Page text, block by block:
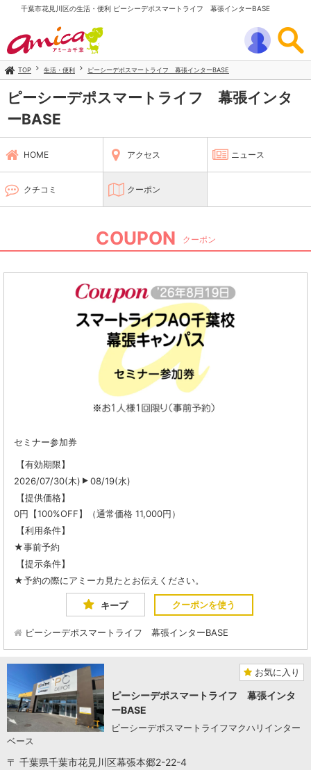
千葉市花見川区の生活・便利 ピーシーデポスマートライフ 幕張インターBASE
TOP 生活・便利 ピーシーデポスマートライフ 幕張インターBASE
ピーシーデポスマートライフ 幕張インタ
ーBASE
HOME アクセス ニュース
クチコミ クーポン
COUPON クーポン
セミナー参加券
【有効期限】
2026/07/30(木)
08/19(水)
【提供価格】
0円【100%OFF】（通常価格 11,000円）
【利用条件】
★事前予約
【提示条件】
★予約の際にアミーカ見たとお伝えください。
キープ クーポンを使う
ピーシーデポスマートライフ 幕張インターBASE
お気に入り
ピーシーデポスマートライフ 幕張インタ
ーBASE
ピーシーデポスマートライフマクハリインター
ベース
〒 千葉県千葉市花見川区幕張本郷2-22-4